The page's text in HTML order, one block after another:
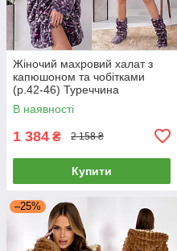
Жіночий махровий халат з
капюшоном та чобітками
(р.42-46) Туреччина
В наявності
1 384 ₴ 2 158 ₴
Купити
–25%